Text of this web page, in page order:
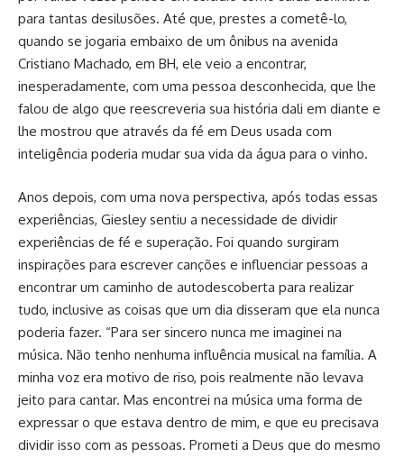
para tantas desilusões. Até que, prestes a cometê-lo,
quando se jogaria embaixo de um ônibus na avenida
Cristiano Machado, em BH, ele veio a encontrar,
inesperadamente, com uma pessoa desconhecida, que lhe
falou de algo que reescreveria sua história dali em diante e
lhe mostrou que através da fé em Deus usada com
inteligência poderia mudar sua vida da água para o vinho.
Anos depois, com uma nova perspectiva, após todas essas
experiências, Giesley sentiu a necessidade de dividir
experiências de fé e superação. Foi quando surgiram
inspirações para escrever canções e influenciar pessoas a
encontrar um caminho de autodescoberta para realizar
tudo, inclusive as coisas que um dia disseram que ela nunca
poderia fazer. “Para ser sincero nunca me imaginei na
música. Não tenho nenhuma influência musical na família. A
minha voz era motivo de riso, pois realmente não levava
jeito para cantar. Mas encontrei na música uma forma de
expressar o que estava dentro de mim, e que eu precisava
dividir isso com as pessoas. Prometi a Deus que do mesmo